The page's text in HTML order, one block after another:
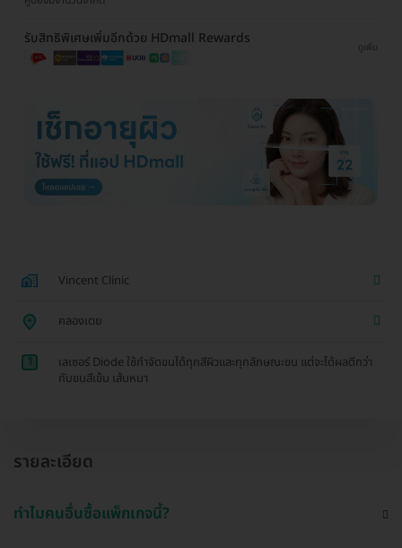
รับสิทธิพิเศษเพิ่มอีกด้วย HDmall Rewards
ดูเพิ่ม
Vincent Clinic
คลองเตย
1
เลเซอร์ Diode ใช้กำจัดขนได้ทุกสีผิวและทุกลักษณะขน แต่จะได้ผลดีกว่า
กับขนสีเข้ม เส้นหนา
รายละเอียด
ทำไมคนอื่นซื้อแพ็กเกจนี้?